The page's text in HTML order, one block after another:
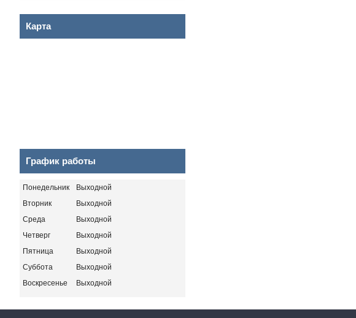
Карта
График работы
Понедельник
Выходной
Вторник
Выходной
Среда
Выходной
Четверг
Выходной
Пятница
Выходной
Суббота
Выходной
Воскресенье
Выходной